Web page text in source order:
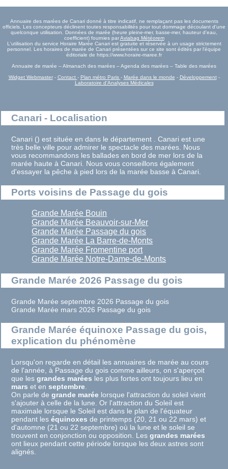
Annuaire des marées de Canari donné à titre indicatif, ne remplaçant pas les documents
officiels. Les concepteurs déclinent toutes responsabilités pour tout dommage découlant d'une
quelconque utilisation. Données de marée (heure pleine-mer, basse-mer, hauteur d'eau,
coefficient) fournies parAviabag Météorem
L'utilisation du service Horaire Marée Canari est gratuite et réservée à un usage strictement
personnel. Les horaires de marée de Canari présentées sur ce site sont édités par l'équipe
éditoriale de https://www.horaire-maree.fr
Annuaire de marée – Almanach des marées – Agenda des marées – Table des marées
Widget Webmaster- Contact - Plan métro Paris - Marée dans le monde - Développement-
Laboratoire d'Analyses Médicales
Canari - Localisation
Canari () est située en dans le département . Canari est une
très belle ville pour admirer le spectacle des marées. Nous
vous recommandons les ballades en bord de mer lors de la
marée haute à Canari. Nous vous conseillons également
d'essayer la pêche à pied lors de la marée basse à Canari.
Ports voisins de Passage du gois
Grande Marée Bouin
Grande Marée Beauvoir-sur-Mer
Grande Marée Passage du gois
Grande Marée La Barre-de-Monts
Grande Marée Fromentine port
Grande Marée Notre-Dame-de-Monts
Grande Marée 2026 Passage du gois
Grande Marée septembre 2026 Passage du gois
Grande Marée mars 2026 Passage du gois
Grande Marée équinoxe Passage du gois,
explication du phénomène
Lorsqu'on regarde en détail les annuaires de marée au cours
de l'année, à Passage du gois comme ailleurs, on s'aperçoit
que lesgrandes marées les plus fortes ont toujours lieu en
mars et enseptembre
On parle degrande marée lorsque l'attraction du soleil vient
s'ajouter à celle de la lune. Or l'attraction du Soleil est
maximale lorsque le Soleil est dans le plan de l'équateur
pendant leséquinoxes de printemps (20, 21 ou 22 mars) et
d'automne (21 ou 22 septembre) où la lune et le soleil se
trouvent en conjonction ou opposition. Lesgrandes marées
ont lieux pendant cette période lorsque les deux astres sont
alignés.